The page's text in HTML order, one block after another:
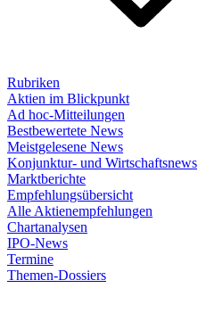
Rubriken
Aktien im Blickpunkt
Ad hoc-Mitteilungen
Bestbewertete News
Meistgelesene News
Konjunktur- und Wirtschaftsnews
Marktberichte
Empfehlungsübersicht
Alle Aktienempfehlungen
Chartanalysen
IPO-News
Termine
Themen-Dossiers